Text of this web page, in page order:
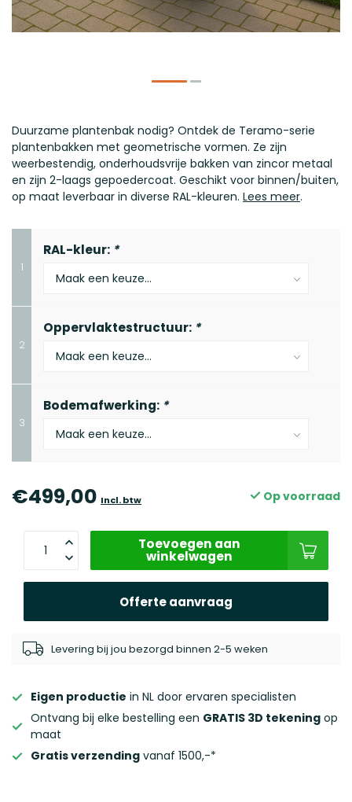
Duurzame plantenbak nodig? Ontdek de Teramo-serie
plantenbakken met geometrische vormen. Ze zijn
weerbestendig, onderhoudsvrije bakken van zincor metaal
en zijn 2-laags gepoedercoat. Geschikt voor binnen/buiten,
op maat leverbaar in diverse RAL-kleuren. Lees meer.
1
RAL-kleur: *
2
Oppervlaktestructuur: *
3
Bodemafwerking: *
€499,00 Incl. btw Op voorraad
Toevoegen aan
winkelwagen
Offerte aanvraag
Levering bij jou bezorgd binnen 2-5 weken
Eigen productie in NL door ervaren specialisten
Ontvang bij elke bestelling een GRATIS 3D tekening op
maat
Gratis verzending vanaf 1500,-*